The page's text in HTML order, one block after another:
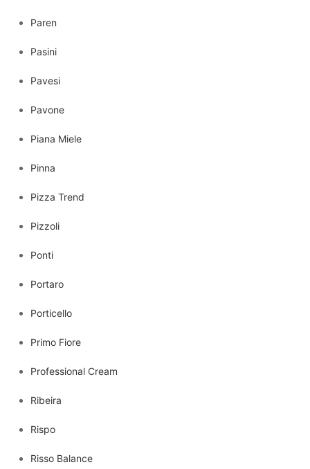
Paren
Pasini
Pavesi
Pavone
Piana Miele
Pinna
Pizza Trend
Pizzoli
Ponti
Portaro
Porticello
Primo Fiore
Professional Cream
Ribeira
Rispo
Risso Balance